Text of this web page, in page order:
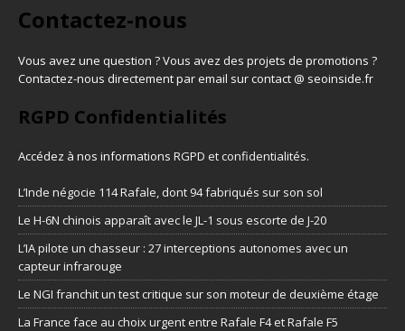
Contactez-nous
Vous avez une question ? Vous avez des projets de promotions ?
Contactez-nous directement par email sur contact @ seoinside.fr
RGPD Confidentialités
Accédez à nos informations RGPD et confidentialités.
L’Inde négocie 114 Rafale, dont 94 fabriqués sur son sol
Le H-6N chinois apparaît avec le JL-1 sous escorte de J-20
L’IA pilote un chasseur : 27 interceptions autonomes avec un
capteur infrarouge
Le NGI franchit un test critique sur son moteur de deuxième étage
La France face au choix urgent entre Rafale F4 et Rafale F5